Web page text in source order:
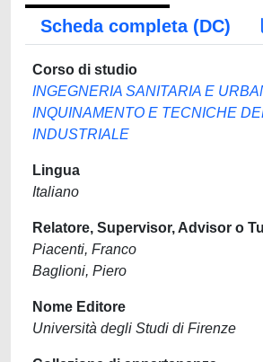
Scheda completa (DC)
Corso di studio
INGEGNERIA SANITARIA E
INQUINAMENTO E TECNICHE
INDUSTRIALE
Lingua
Italiano
Relatore, Supervisor, Advisor o
Piacenti, Franco
Baglioni, Piero
Nome Editore
Università degli Studi di Firenze